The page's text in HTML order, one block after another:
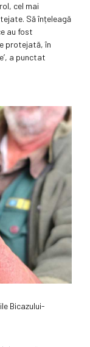
cel mai
Să înțeleagă
au fost
protejată, în
a punctat
Bicazului-